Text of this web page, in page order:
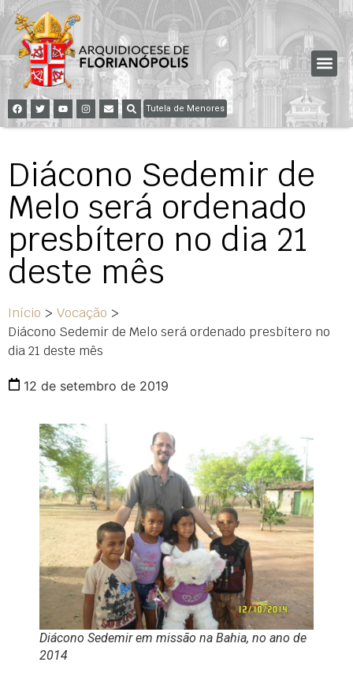
Tutela de Menores
Diácono Sedemir de
Melo será ordenado
presbítero no dia 21
deste mês
Início > Vocação >
Diácono Sedemir de Melo será ordenado presbítero no
dia 21 deste mês
12 de setembro de 2019
Diácono Sedemir em missão na Bahia, no ano de
2014